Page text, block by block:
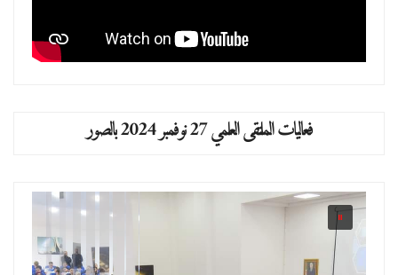
فعاليات الملتقى العلمي 27 نوفمبر 2024 بالصور